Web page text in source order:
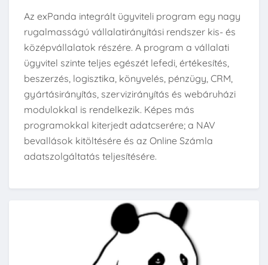
Az exPanda integrált ügyviteli program egy nagy
rugalmasságú vállalatirányítási rendszer kis- és
középvállalatok részére. A program a vállalati
ügyvitel szinte teljes egészét lefedi, értékesítés,
beszerzés, logisztika, könyvelés, pénzügy, CRM,
gyártásirányítás, szervizirányítás és webáruházi
modulokkal is rendelkezik. Képes más
programokkal kiterjedt adatcserére; a NAV
bevallások kitöltésére és az Online Számla
adatszolgáltatás teljesítésére.